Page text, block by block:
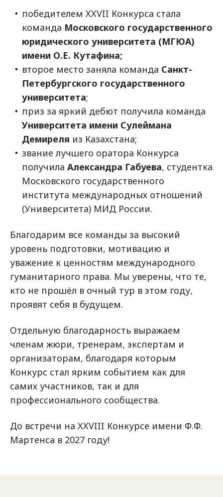
победителем XXVII Конкурса стала
команда Московского государственного
юридического университета (МГЮА)
имени О.Е. Кутафина;
второе место заняла команда Санкт-
Петербургского государственного
университета;
приз за яркий дебют получила команда
Университета имени Сулеймана
Демиреля из Казахстана;
звание лучшего оратора Конкурса
получила Александра Габуева, студентка
Московского государственного
института международных отношений
(Университета) МИД России.
Благодарим все команды за высокий
уровень подготовки, мотивацию и
уважение к ценностям международного
гуманитарного права. Мы уверены, что те,
кто не прошёл в очный тур в этом году,
проявят себя в будущем.
Отдельную благодарность выражаем
членам жюри, тренерам, экспертам и
организаторам, благодаря которым
Конкурс стал ярким событием как для
самих участников, так и для
профессионального сообщества.
До встречи на XXVIII Конкурсе имени Ф.Ф.
Мартенса в 2027 году!